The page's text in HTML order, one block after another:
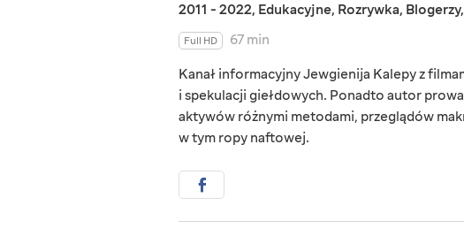
2011 - 2022, Edukacyjne, Rozrywka, Blogerzy,
Full HD
67 min
Kanał informacyjny Jewgienija Kalepy z
i spekulacji giełdowych. Ponadto autor
aktywów różnymi metodami, przeglądów
w tym ropy naftowej.